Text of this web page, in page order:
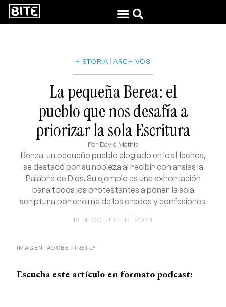
HISTORIA ARCHIVOS
La pequeña Berea: el
pueblo que nos desafía a
priorizar la sola Escritura
Por David Mathis
16 DE OCTUBRE DE 2024
Berea, un pequeño pueblo elogiado en los Hechos,
se destacó por su nobleza al recibir con ansias la
Palabra de Dios. Su ejemplo es una exhortación
para todos los protestantes a poner la sola
scriptura por encima de los credos y confesiones.
IMAGEN: ADOBE FIREFLY
Escucha este artículo en formato podcast: